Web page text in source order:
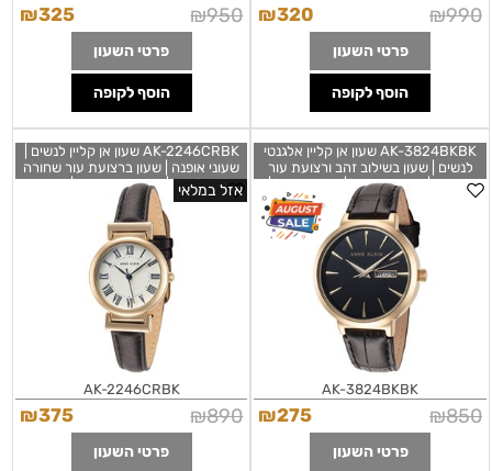
₪990
₪320
פרטי השעון
הוסף לקופה
₪950
₪325
פרטי השעון
הוסף לקופה
AK-3824BKBK שעון אן קליין אלגנטי
לנשים | שעון בשילוב זהב ורצועת עור
שחורה | תאריכון כפול | מלאי מוגבל |
שנתיים אחריות | Anne Klein Quartz
Glossy Black Dial Ladies Watch AK-
3824BKBK
AK-3824BKBK
₪850
₪275
פרטי השעון
AK-2246CRBK שעון אן קליין לנשים |
שעוני אופנה | שעון ברצועת עור שחורה
ובאזל זהב | שנתיים אחריות | Anne
Klein Women's Watch AK-
2246CRBK
אזל במלאי
AK-2246CRBK
₪890
₪375
פרטי השעון